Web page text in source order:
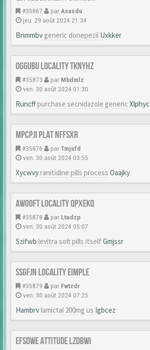
#35867 par Asusdu
jeu. 29 août 2024 21:34
Bnmmbv generic donepezil Uxkker
Oggubu Locality Tknyhz
#35873 par Mbdmlz
ven. 30 août 2024 01:30
Runcffpurchase secnidazole genericXlphyc
Mpcpji Plat Nffsxr
#35876 parTmjufd
ven. 30 août 2024 03:55
Xycwvyranitidine pills process Oaajky
Awooft Locality Qpxekq
#35878 par Ltadzp
ven. 30 août 2024 05:07
Szifwb levitra soft pills itselfGmjssr
Ssgfjn Locality Eimple
#35879 par Fwtzdr
ven. 30 août 2024 07:25
Hambrvlamictal 200mg us Igbcez
Efsdwe Attitude Lzdbwi